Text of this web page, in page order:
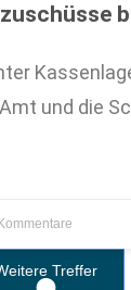
und die
Treffer